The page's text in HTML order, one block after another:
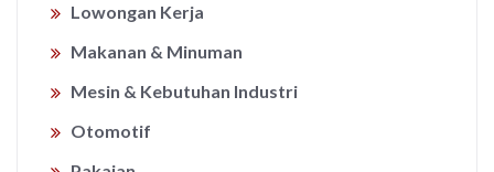
Lowongan Kerja
Makanan & Minuman
Mesin & Kebutuhan Industri
Otomotif